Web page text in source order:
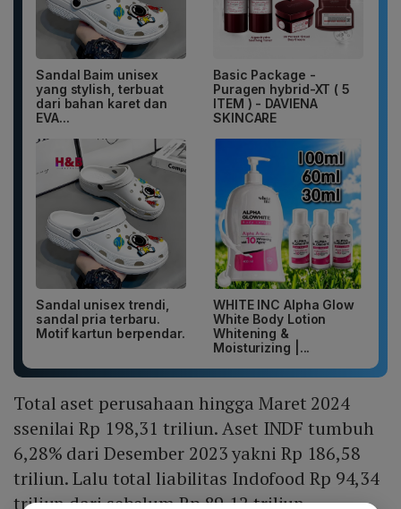
Sandal Baim unisex
yang stylish, terbuat
dari bahan karet dan
EVA...
Basic Package -
Puragen hybrid-XT ( 5
ITEM ) - DAVIENA
SKINCARE
Sandal unisex trendi,
sandal pria terbaru.
Motif kartun berpendar.
WHITE INC Alpha Glow
White Body Lotion
Whitening &
Moisturizing |...
Total aset perusahaan hingga Maret 2024
ssenilai Rp 198,31 triliun. Aset INDF tumbuh
6,28% dari Desember 2023 yakni Rp 186,58
triliun. Lalu total liabilitas Indofood Rp 94,34
triliun dari sebelum Rp 89,12 triliun.